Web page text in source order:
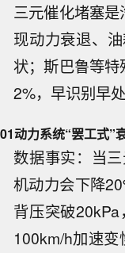
三元催化堵塞
现动力衰退、
状；斯巴鲁等
2%，早识别早
01动力系统“罢工式”
数据事实：当
机动力会下降
背压突破
100km/h加速